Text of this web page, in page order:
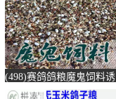
(498)赛鸽鸽粮魔鬼饲料诱
引归巢信鸽鸽粮训放用比